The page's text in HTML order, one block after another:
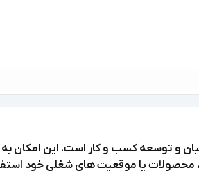
و توسعه کسب و کار است. این امکان
یا موقعیت های شغلی خود